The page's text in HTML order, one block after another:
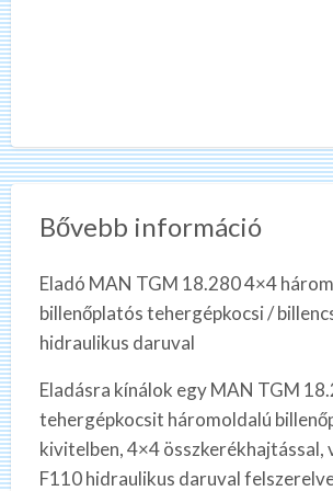
Bővebb információ
Eladó MAN TGM 18.280 4×4
billenőplatós tehergépkocsi /
hidraulikus daruval
Eladásra kínálok egy MAN TGM
tehergépkocsit háromoldalú
kivitelben, 4×4 összkerékhajtással,
F110 hidraulikus daruval